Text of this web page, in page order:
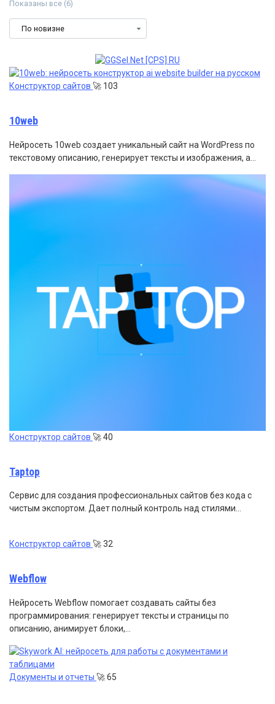
Показаны все (6)
Конструктор сайтов 🚀 103
10web
Нейросеть 10web создает уникальный сайт на WordPress по
текстовому описанию, генерирует тексты и изображения, а…
Конструктор сайтов 🚀40
Taptop
Сервис для создания профессиональных сайтов без кода с
чистым экспортом. Дает полный контроль над стилями…
Конструктор сайтов 🚀32
Webflow
Нейросеть Webflow помогает создавать сайты без
программирования: генерирует тексты и страницы по
описанию, анимирует блоки,…
Документы и отчеты 🚀65